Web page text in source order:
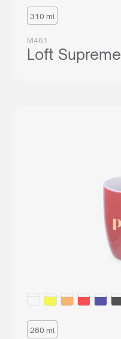
310 ml
M461
Loft Supreme
280 ml